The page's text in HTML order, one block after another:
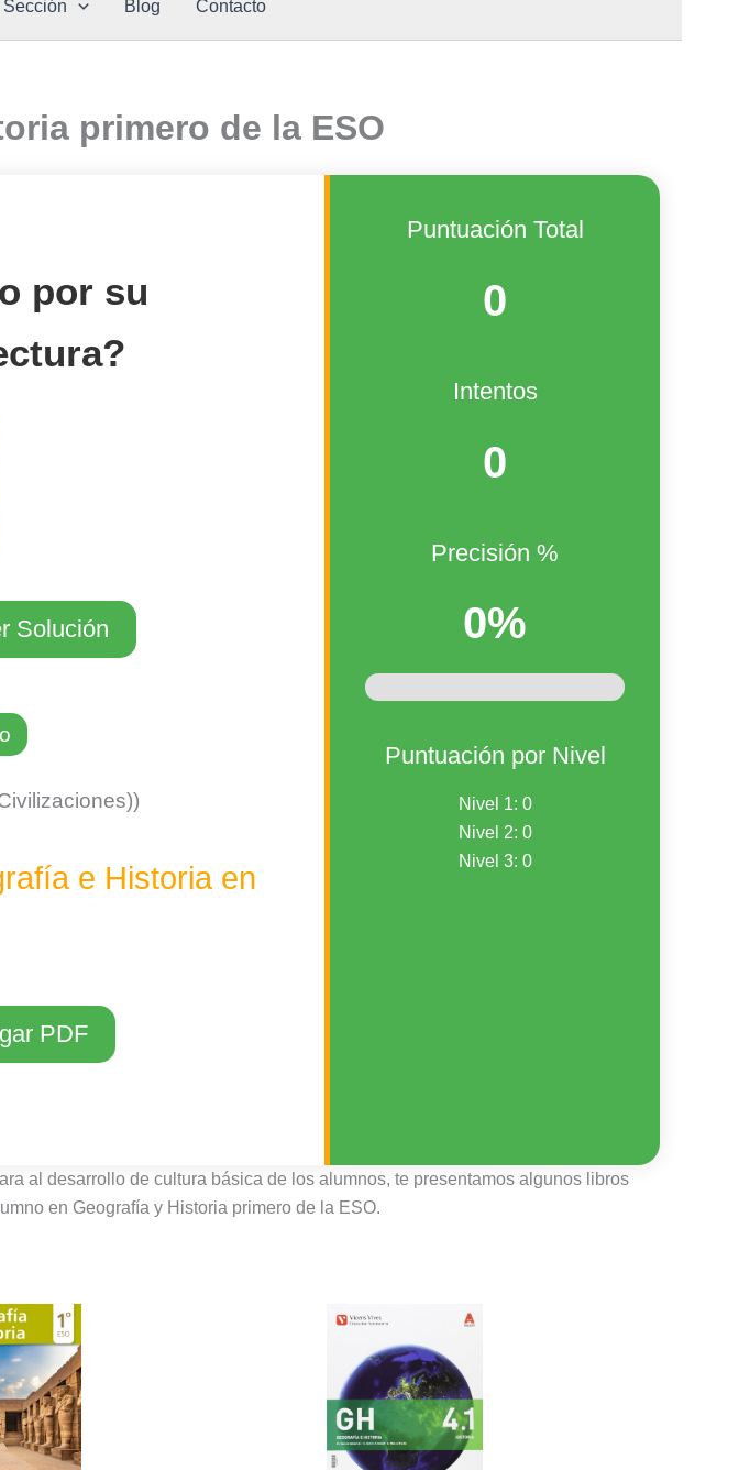
Sección Blog Contacto
primero de la ESO
por su
Solución
e Historia en
PDF
Puntuación Total
0
Intentos
0
Precisión %
0%
Puntuación por Nivel
Nivel 1: 0
Nivel 2: 0
Nivel 3: 0
al desarrollo de cultura básica de los alumnos, te presentamos algunos libros
en Geografía y Historia primero de la ESO.